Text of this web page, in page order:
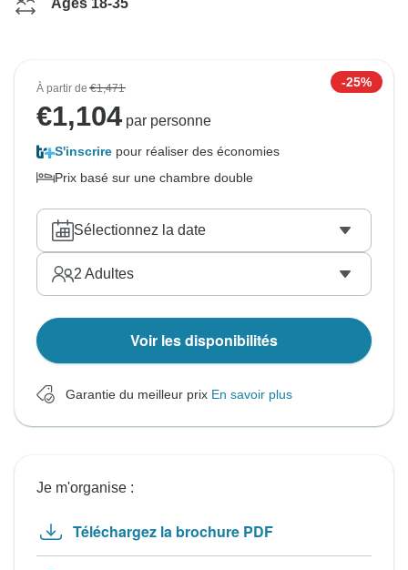
Âges 18-35
À partir de€1,471 -25%
€1,104 par personne
S'inscrire pour réaliser des économies
Prix basé sur une chambre double
Sélectionnez la date
2 Adultes
Voir les disponibilités
Garantie du meilleur prix En savoir plus
Je m'organise :
Téléchargez la brochure PDF